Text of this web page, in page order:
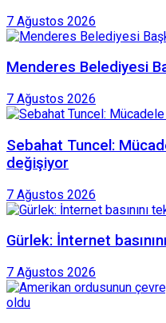
7 Ağustos 2026
Menderes Belediyesi
7 Ağustos 2026
Sebahat Tuncel:
değişiyor
7 Ağustos 2026
Gürlek: İnternet
7 Ağustos 2026